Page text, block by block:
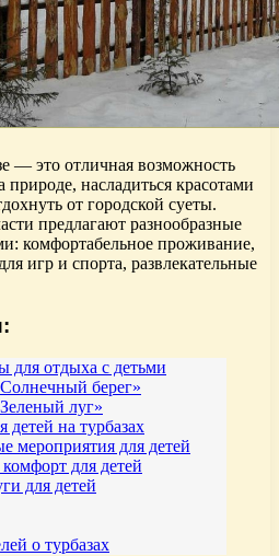
— это отличная возможность
природе, насладиться красотами
от городской суеты.
предлагают разнообразные
комфортабельное проживание,
игр и спорта, развлекательные
для отдыха с детьми
берег»
луг»
детей на турбазах
мероприятия для детей
для детей
для детей
о турбазах